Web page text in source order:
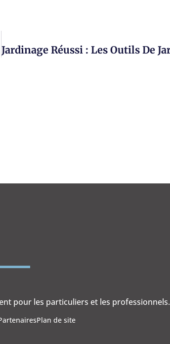
pour les particuliers et les professionnels.
Plan de site